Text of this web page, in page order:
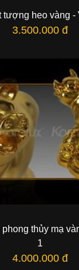
tượng heo vàng -
3.500.000 đ
thủy mạ
1
4.000.000 đ